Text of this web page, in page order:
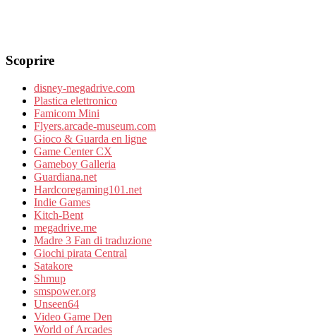
Scoprire
disney-megadrive.com
Plastica elettronico
Famicom Mini
Flyers.arcade-museum.com
Gioco & Guarda en ligne
Game Center CX
Gameboy Galleria
Guardiana.net
Hardcoregaming101.net
Indie Games
Kitch-Bent
megadrive.me
Madre 3 Fan di traduzione
Giochi pirata Central
Satakore
Shmup
smspower.org
Unseen64
Video Game Den
World of Arcades